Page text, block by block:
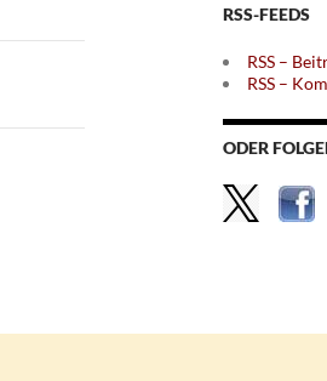
RSS-FEEDS
RSS –
RSS –
ODER